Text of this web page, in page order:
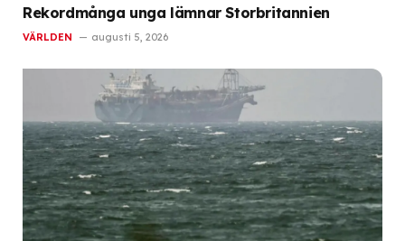
Rekordmånga unga lämnar Storbritannien
VÄRLDEN augusti 5, 2026